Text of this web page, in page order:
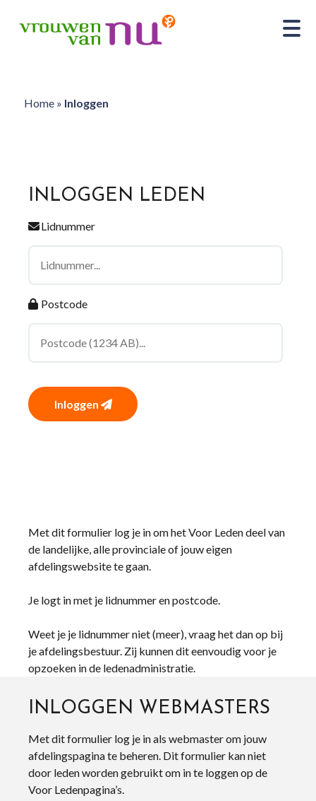
Home» Inloggen
INLOGGEN LEDEN
Lidnummer
Postcode
Inloggen
Met dit formulier log je in om het Voor Leden deel van
de landelijke, alle provinciale of jouw eigen
afdelingswebsite te gaan.
Je logt in met je lidnummer en postcode.
Weet je je lidnummer niet (meer), vraag het dan op bij
je afdelingsbestuur. Zij kunnen dit eenvoudig voor je
opzoeken in de ledenadministratie.
INLOGGEN WEBMASTERS
Met dit formulier log je in als webmaster om jouw
afdelingspagina te beheren. Dit formulier kan niet
door leden worden gebruikt om in te loggen op de
Voor Ledenpagina’s.